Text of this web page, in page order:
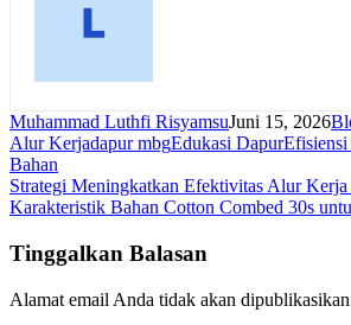
Muhammad Luthfi RisyamsuJuni 15, 2026
Alur Kerjadapur mbgEdukasi Dapur
Bahan
Navigasi
pos
Strategi Meningkatkan Efektivitas Alur
Karakteristik Bahan Cotton Combed 30s
Tinggalkan Balasan
Alamat email Anda tidak akan